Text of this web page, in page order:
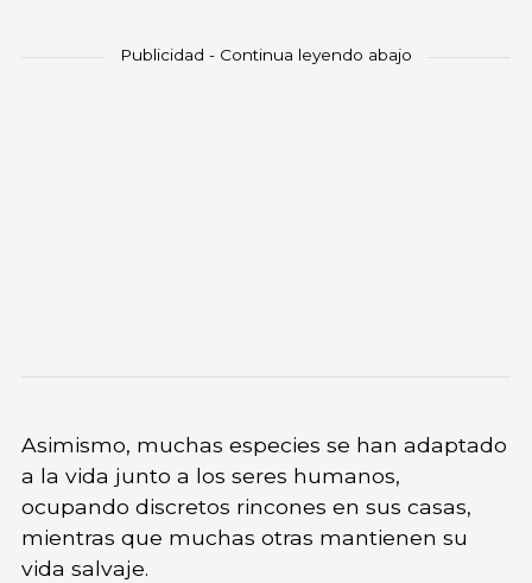
Asimismo, muchas especies se han adaptado
a la vida junto a los seres humanos,
ocupando discretos rincones en sus casas,
mientras que muchas otras mantienen su
vida salvaje.